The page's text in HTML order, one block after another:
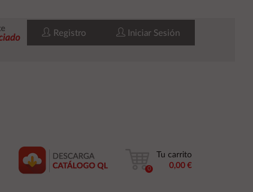
Registro Iniciar Sesión
Tu carrito
0,00 €
0